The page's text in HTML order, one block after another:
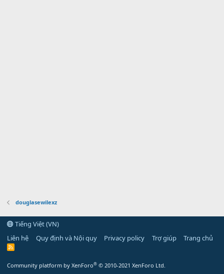
douglasewilexz
Tiếng Việt (VN)
Liên hệ
Quy định và Nội quy Privacy policy Trợ giúp Trang chủ
R
Community platform by XenForo® © 2010-2021 XenForo Ltd.